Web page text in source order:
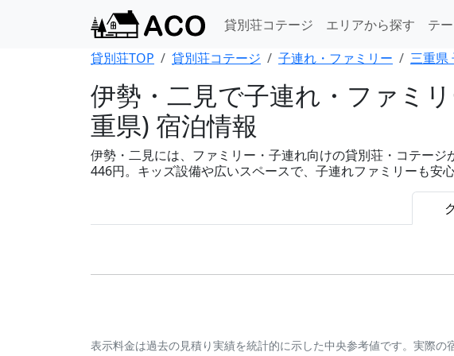
貸別荘コテージ エリアから探す テ
貸別荘TOP
貸別荘コテージ 子連れ・ファミリー 三重県
伊勢・二見で子連れ・ファミ
重県) 宿泊情報
伊勢・二見には、ファミリー・子連れ向けの貸別荘・コテー
446円。キッズ設備や広いスペースで、子連れファミリーも安
表示料金は過去の見積り実績を統計的に示した中央参考値です。実際の